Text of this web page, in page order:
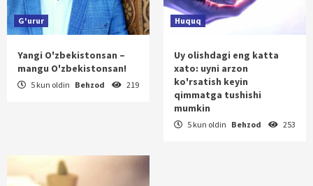
G'urur
Yangi O'zbekistonsan –
mangu O'zbekistonsan!
5 kun oldin Behzod 219
Huquq
Uy olishdagi eng katta
xato: uyni arzon
ko'rsatish keyin
qimmatga tushishi
mumkin
5 kun oldin Behzod 253